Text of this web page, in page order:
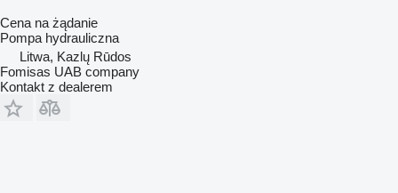
Cena na żądanie
Pompa hydrauliczna
Litwa, Kazlų Rūdos
Fomisas UAB company
Kontakt z dealerem